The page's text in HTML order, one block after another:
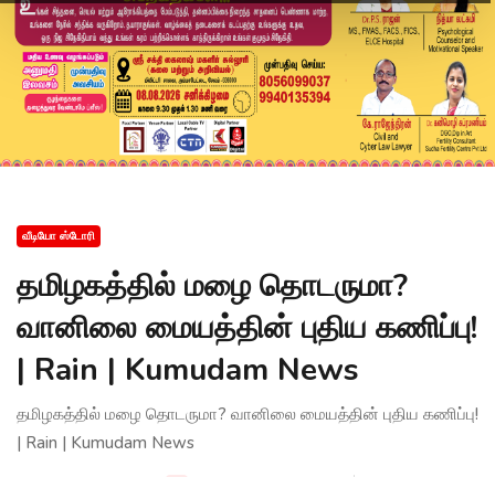
வீடியோ ஸ்டோரி
தமிழகத்தில் மழை தொடருமா?
வானிலை மையத்தின் புதிய கணிப்பு!
| Rain | Kumudam News
தமிழகத்தில் மழை தொடருமா? வானிலை மையத்தின் புதிய கணிப்பு!
| Rain | Kumudam News